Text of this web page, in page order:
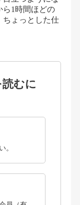
ら1時間ほどの
ちょっとした仕
むに
。